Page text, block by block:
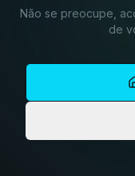
Não se preocupe,
de